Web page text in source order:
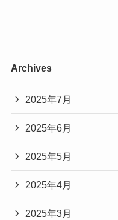
Archives
2025年7月
2025年6月
2025年5月
2025年4月
2025年3月